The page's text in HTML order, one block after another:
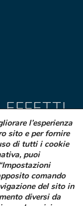
l’assunzione di
dei difetti puoi
al farmacista
di riferimento
COME FARE
l’esperienza
sito e per fornire
di tutti i cookie
puoi
comando
del sito in
diversi da